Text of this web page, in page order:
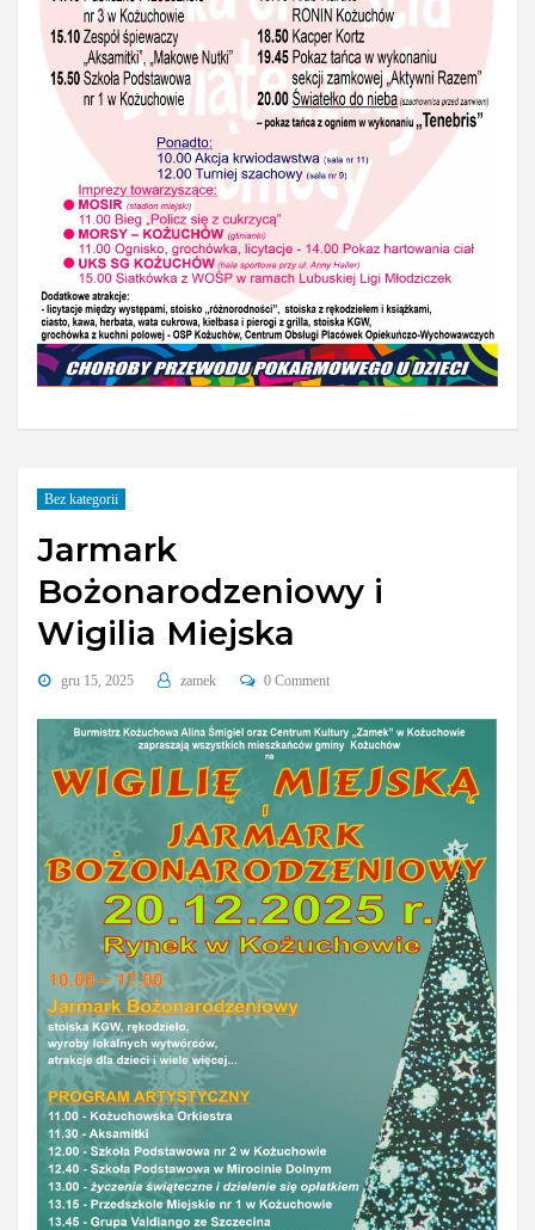
Bez kategorii
Jarmark
Bożonarodzeniowy i
Wigilia Miejska
gru 15, 2025 zamek 0 Comment